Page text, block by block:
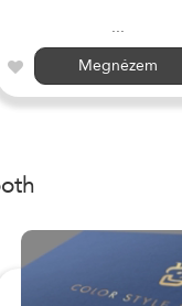
...
Megnézem